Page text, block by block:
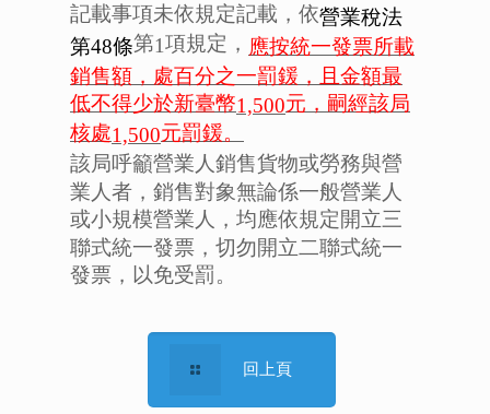
記載事項未依規定記載，依營業稅法
第48條第1項規定， 應按統一發票所載
銷售額，處百分之一罰鍰，且金額最
低不得少於新臺幣1,500元，嗣經該局
核處1,500元罰鍰。
該局呼籲營業人銷售貨物或勞務與營
業人者，銷售對象無論係一般營業人
或小規模營業人，均應依規定開立三
聯式統一發票，切勿開立二聯式統一
發票，以免受罰。
回上頁